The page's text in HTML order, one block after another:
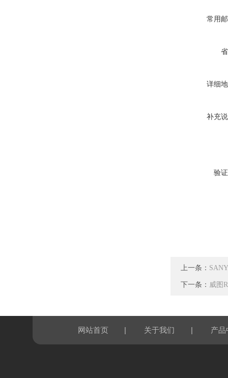
常用
详细
补充
验
上一条：
下一条： 威图
网站首页 | 关于我们 | 产品